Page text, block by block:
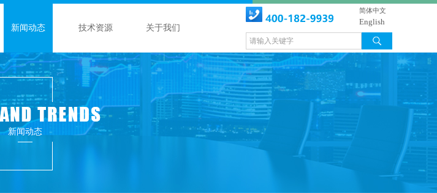
新闻动态 技术资源 关于我们
简体中文
English
新闻动态